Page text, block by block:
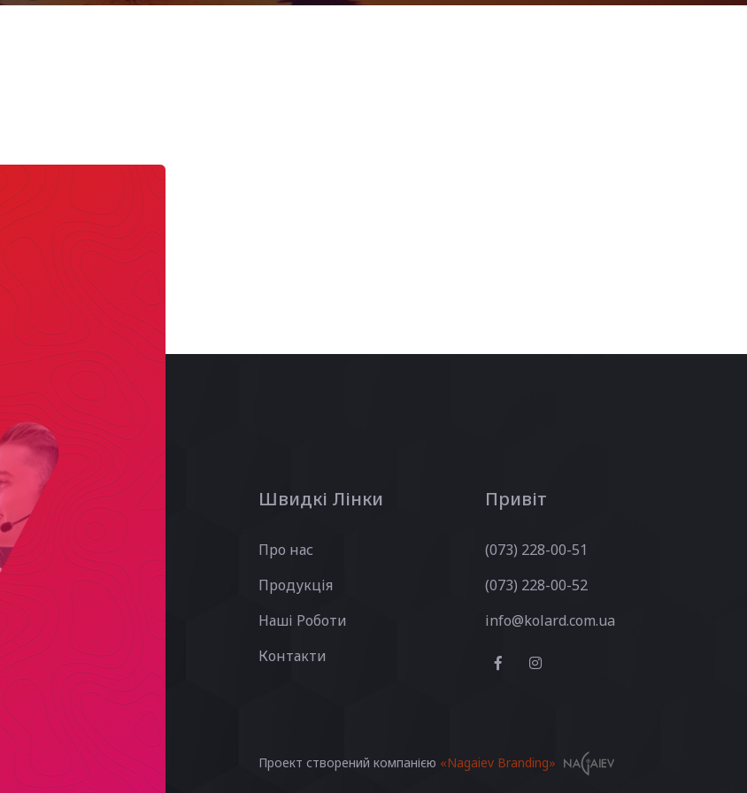
Швидкі Лінки
Про нас
Продукція
Наші Роботи
Контакти
Привіт
(073) 228-00-51
(073) 228-00-52
info@kolard.com.ua
Проект створений компанією «Nagaiev Branding»